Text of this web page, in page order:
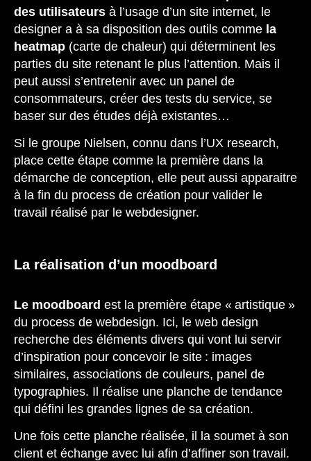
des utilisateurs à l’usage d’un site internet, le
designer a à sa disposition des outils comme la
heatmap (carte de chaleur) qui déterminent les
parties du site retenant le plus l’attention. Mais il
peut aussi s’entretenir avec un panel de
consommateurs, créer des tests du service, se
baser sur des études déjà existantes…
Si le groupe Nielsen, connu dans l’UX research,
place cette étape comme la première dans la
démarche de conception, elle peut aussi apparaitre
à la fin du process de création pour valider le
travail réalisé par le webdesigner.
La réalisation d’un moodboard
Le moodboard est la première étape « artistique »
du process de webdesign. Ici, le web design
recherche des éléments divers qui vont lui servir
d’inspiration pour concevoir le site : images
similaires, associations de couleurs, panel de
typographies. Il réalise une planche de tendance
qui défini les grandes lignes de sa création.
Une fois cette planche réalisée, il la soumet à son
client et échange avec lui afin d’affiner son travail.